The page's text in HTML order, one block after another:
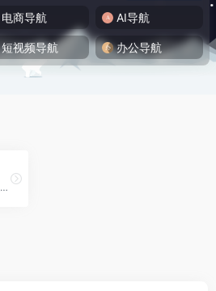
电商导航 AI导航
短视频导航 办公导航
魔音工坊是一款可以在线将文字转成语音的智能配音产品。提供不同性别、不同口音的真人声音，在你输入文字后直接配音。你可快速对短视频等需要配音的内容进行配音。是一款功能强大AI语音合成神器。